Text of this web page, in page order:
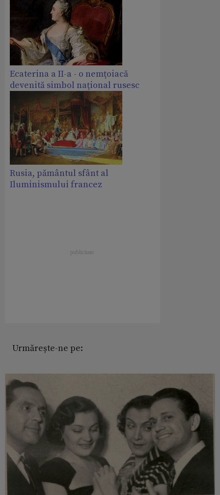
Ecaterina a II-a - o nemţoiacă
devenită simbol naţional rusesc
Rusia, pământul sfânt al
Iluminismului francez
Urmărește-ne pe: